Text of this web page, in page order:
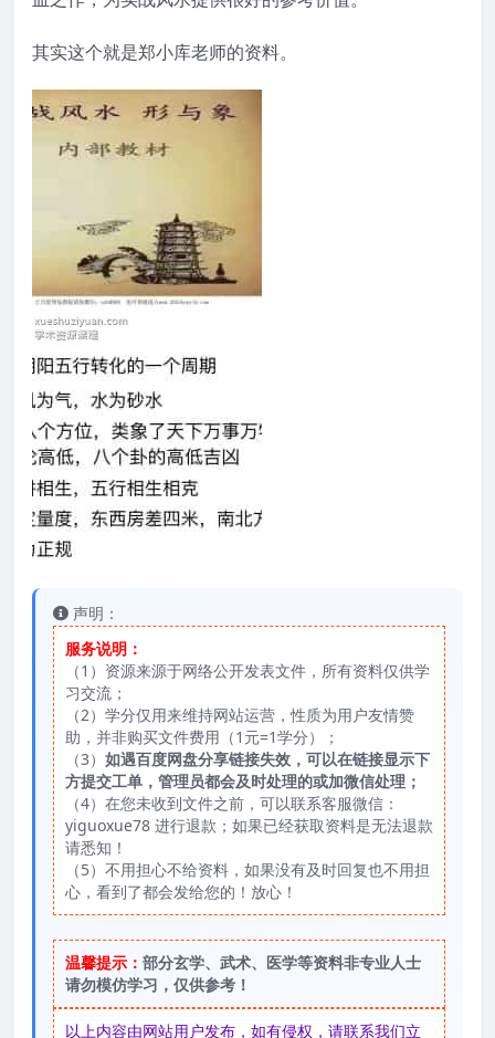
其实这个就是郑小库老师的资料。
声明：
服务说明：
（1）资源来源于网络公开发表文件，所有资料仅供学
习交流；
（2）学分仅用来维持网站运营，性质为用户友情赞
助，并非购买文件费用（1元=1学分）；
（3） 如遇百度网盘分享链接失效，可以在链接显示下
方提交工单，管理员都会及时处理的或加微信处理；
（4）在您未收到文件之前，可以联系客服微信：
yiguoxue78 进行退款；如果已经获取资料是无法退款
请悉知！
（5）不用担心不给资料，如果没有及时回复也不用担
心，看到了都会发给您的！放心！
温馨提示： 部分玄学、武术、医学等资料非专业人士
请勿模仿学习，仅供参考！
以上内容由网站用户发布，如有侵权，请联系我们立